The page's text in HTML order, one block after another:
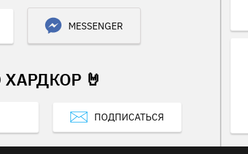
MESSENGER
🤘
ПОДПИСАТЬСЯ